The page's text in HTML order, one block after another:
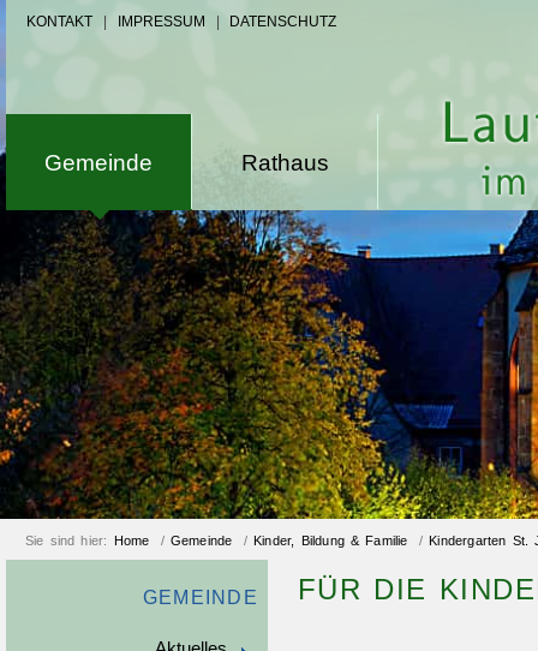
KONTAKT IMPRESSUM DATENSCHUTZ
Gemeinde Rathaus
Sie sind hier: Home / Gemeinde / Kinder, Bildung & Familie / Kindergarten St.
GEMEINDE FÜR DIE